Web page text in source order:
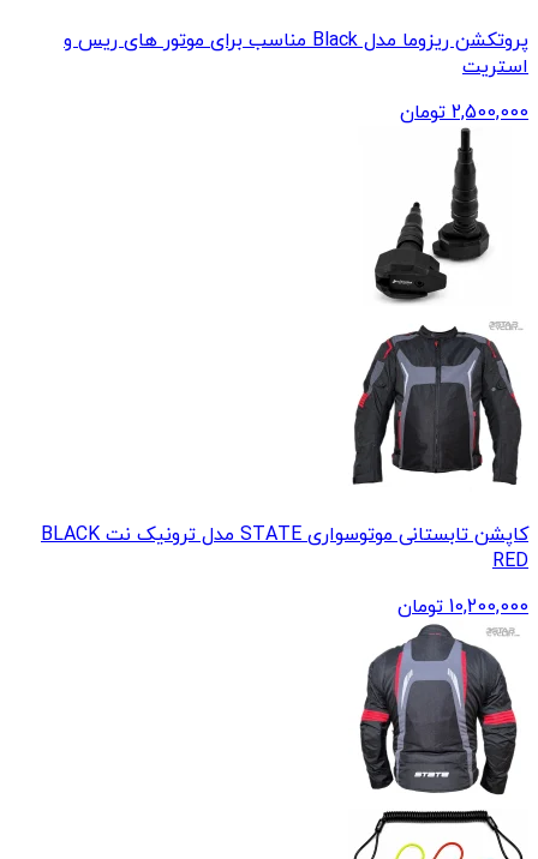
پروتکشن ریزوما مدل Black مناسب برای موتور های ریس و
استریت
2,500,000 تومان
کاپشن تابستانی موتوسواری STATE مدل ترونیک نت BLACK
RED
10,200,000 تومان